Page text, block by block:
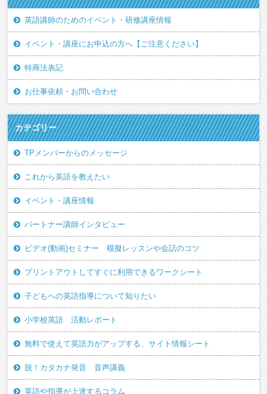
英語講師のためのイベント・研修講座情報
イベント・講座にお申込の方へ【ご注意ください】
特商法表記
お仕事依頼・お問い合わせ
カテゴリー
TPメンバーからのメッセージ
これから英語を教えたい
イベント・講座情報
パートナー講師インタビュー
ビデオ(動画)セミナー 模擬レッスンや会話のコツ
プリントアウトしてすぐに利用できるワークシート
子どもへの英語指導について知りたい
小学校英語 活動レポート
無料で使えて英語力がアップする、サイト情報シート
脱！カタカナ発音 音声講義
英語や指導が上達するコラム